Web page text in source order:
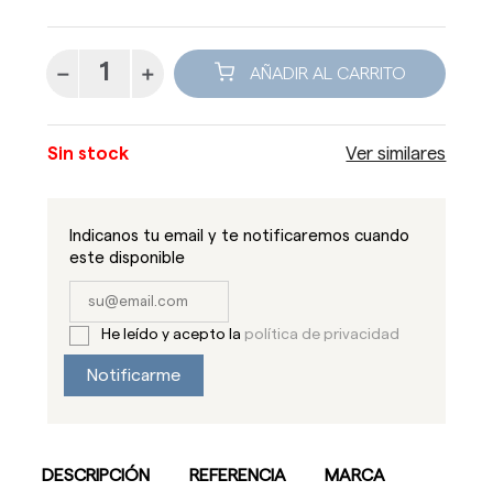
AÑADIR AL CARRITO
Sin stock Ver similares
Indicanos tu email y te notificaremos cuando
este disponible
He leído y acepto la política de privacidad
Notificarme
DESCRIPCIÓN REFERENCIA MARCA